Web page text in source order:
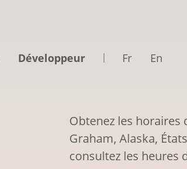
Développeur Fr En
Obtenez les horaires
Graham, Alaska,
consultez les heures